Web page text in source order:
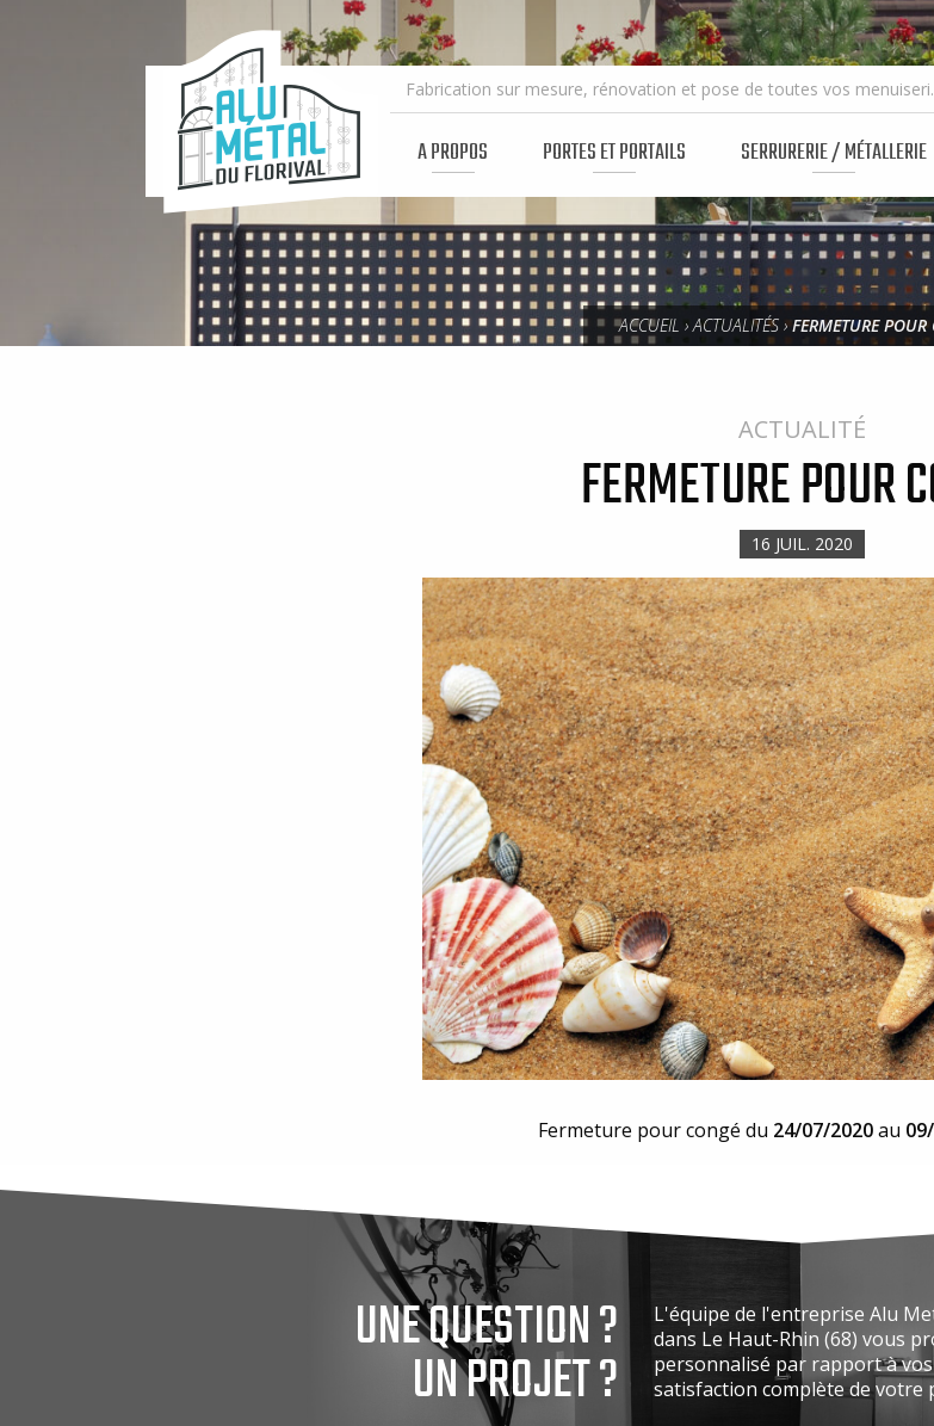
Fabrication
ALU
MÉTAL
DU
FLORIVAL
A PROPOS PORTES ET PORTAILS SERRURERIE / MÉTALLERIE
ACCUEIL ›ACTUALITÉS› FERMETURE POUR
ACTUALITÉ
FERMETURE POUR
16 JUIL. 2020
Fermeture pour congé du 24/07/2020au
UNE QUESTION ?
UN PROJET ?
L'équipe de l'entreprise Alu
dans Le Haut-Rhin (68) vous
personnalisé par rapport à
satisfaction complète de votre